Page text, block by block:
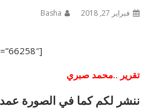
فبراير 27, 2018 Basha
[ad id=”66258″]
تقرير ..محمد صبري
ننشر لكم كمافي الصورة